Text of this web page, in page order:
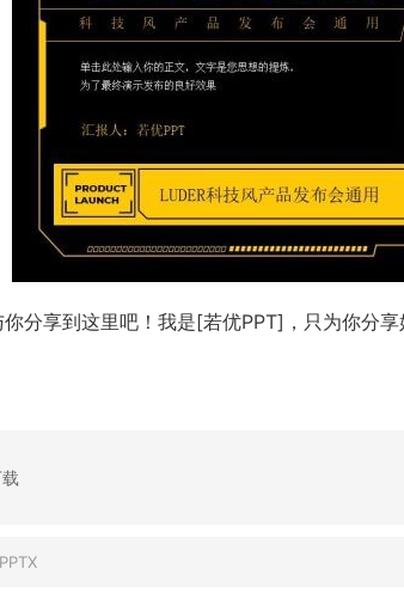
分享到这里吧！我是[若优PPT]，只为你分享
PPTX